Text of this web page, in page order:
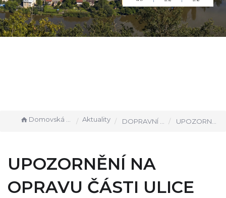
Domovská stránka Aktuality DOPRAVNÍ INFORMACE UPOZORNĚNÍ NA OPRAVU ČÁSTI ULICE KE STATKU - DOČASNÁ DOPRAVNÍ OMEZENÍ V TERMÍNU 6. - 9. 6. 2026
UPOZORNĚNÍ NA
OPRAVU ČÁSTI ULICE